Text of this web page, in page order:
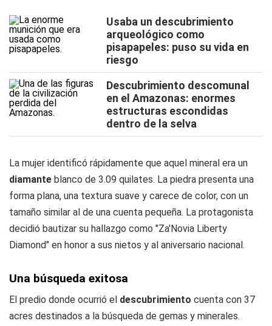
Usaba un descubrimiento
arqueológico como
pisapapeles: puso su vida en
riesgo
Descubrimiento descomunal
en el Amazonas: enormes
estructuras escondidas
dentro de la selva
La mujer identificó rápidamente que aquel mineral era un
diamante blanco de 3.09 quilates. La piedra presenta una
forma plana, una textura suave y carece de color, con un
tamaño similar al de una cuenta pequeña. La protagonista
decidió bautizar su hallazgo como "Za'Novia Liberty
Diamond" en honor a sus nietos y al aniversario nacional.
Una búsqueda exitosa
El predio donde ocurrió el descubrimiento cuenta con 37
acres destinados a la búsqueda de gemas y minerales.